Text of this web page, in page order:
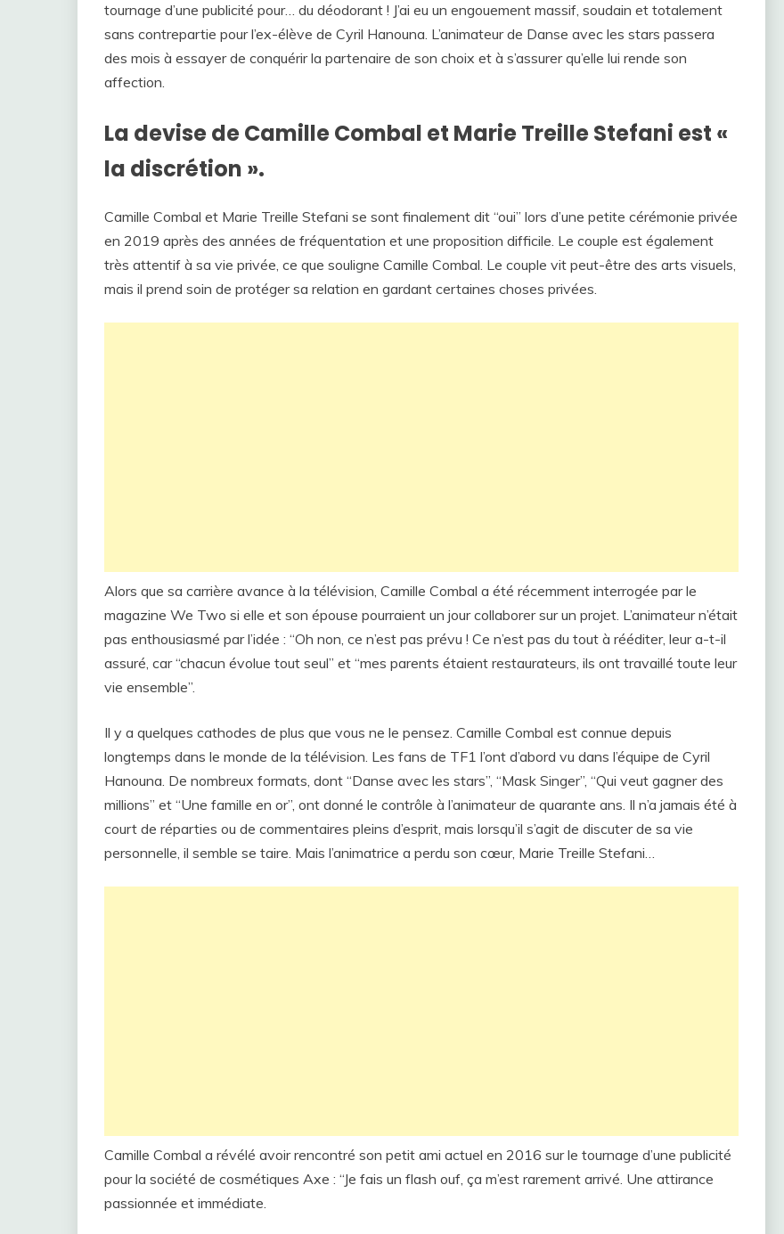
tournage d’une publicité pour… du déodorant ! J’ai eu un engouement massif, soudain et totalement
sans contrepartie pour l’ex-élève de Cyril Hanouna. L’animateur de Danse avec les stars passera
des mois à essayer de conquérir la partenaire de son choix et à s’assurer qu’elle lui rende son
affection.
La devise de Camille Combal et Marie Treille Stefani est «
la discrétion ».
Camille Combal et Marie Treille Stefani se sont finalement dit “oui” lors d’une petite cérémonie privée
en 2019 après des années de fréquentation et une proposition difficile. Le couple est également
très attentif à sa vie privée, ce que souligne Camille Combal. Le couple vit peut-être des arts visuels,
mais il prend soin de protéger sa relation en gardant certaines choses privées.
Alors que sa carrière avance à la télévision, Camille Combal a été récemment interrogée par le
magazine We Two si elle et son épouse pourraient un jour collaborer sur un projet. L’animateur n’était
pas enthousiasmé par l’idée : “Oh non, ce n’est pas prévu ! Ce n’est pas du tout à rééditer, leur a-t-il
assuré, car “chacun évolue tout seul” et “mes parents étaient restaurateurs, ils ont travaillé toute leur
vie ensemble”.
Il y a quelques cathodes de plus que vous ne le pensez. Camille Combal est connue depuis
longtemps dans le monde de la télévision. Les fans de TF1 l’ont d’abord vu dans l’équipe de Cyril
Hanouna. De nombreux formats, dont “Danse avec les stars”, “Mask Singer”, “Qui veut gagner des
millions” et “Une famille en or”, ont donné le contrôle à l’animateur de quarante ans. Il n’a jamais été à
court de réparties ou de commentaires pleins d’esprit, mais lorsqu’il s’agit de discuter de sa vie
personnelle, il semble se taire. Mais l’animatrice a perdu son cœur, Marie Treille Stefani…
Camille Combal a révélé avoir rencontré son petit ami actuel en 2016 sur le tournage d’une publicité
pour la société de cosmétiques Axe : “Je fais un flash ouf, ça m’est rarement arrivé. Une attirance
passionnée et immédiate.